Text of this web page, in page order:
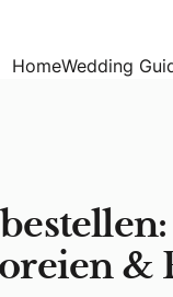
bei
HomeWedding
&